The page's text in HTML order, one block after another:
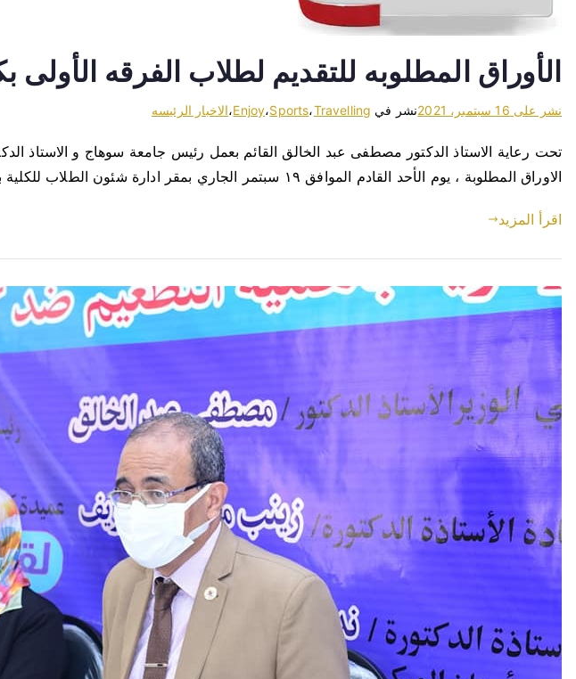
الأوراق المطلوبه للتقديم لطلاب الفرقه الأولى
نشر على 16 سبتمبر، 2021 نشر في Enjoy،Sports،Travelling ،الاخبار الرئيسه
تحت رعاية الاستاذ الدكتور مصطفى عبد الخالق القائم بعمل رئيس جامعة سوهاج و الاستاذ
الاوراق المطلوبة ، يوم الأحد القادم الموافق ١٩ سبتمر الجاري بمقر ادارة شئون الطلاب للكلية بالجامعة القديمة بمدينة ناصر، حيث يقوم الطلاب المتقدمين بإحضار […]
اقرأ المزيد